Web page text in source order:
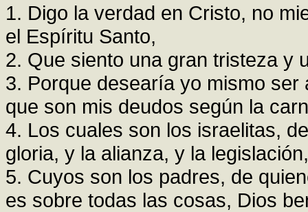
1. Digo la verdad en Cristo, no
el Espíritu Santo,
2. Que siento una gran tristeza y
3. Porque desearía yo mismo
que son mis deudos según la
4. Los cuales son los israelitas,
gloria, y la alianza, y la
5. Cuyos son los padres, de
es sobre todas las cosas, Dios